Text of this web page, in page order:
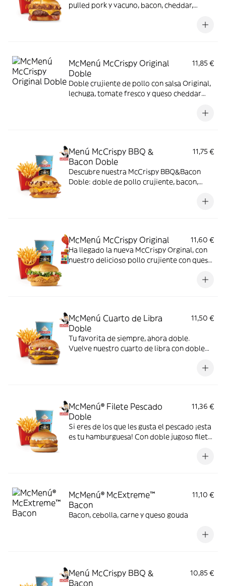
pulled pork y vacuno, bacon, cheddar,
McMenú McCrispy Original
Doble
11,85 €
Doble crujiente de pollo con salsa Original,
lechuga, tomate fresco y queso cheddar
Menú McCrispy BBQ &
Bacon Doble
11,75 €
Descubre nuestra McCrispy BBQ&Bacon
Doble: doble de pollo crujiente, bacon,
McMenú McCrispy Original
11,60 €
Ha llegado la nueva McCrispy Orginal, con
nuestro delicioso pollo crujiente con queso
original, crujiente lechuga y tomate fresco.
McMenú Cuarto de Libra
Doble
11,50 €
Tu favorita de siempre, ahora doble.
Vuelve nuestro cuarto de libra con doble
cheddar, pepinillo, cebolla en tiras, kétchup
McMenú® Filete Pescado
Doble
11,36 €
Si eres de los que les gusta el pescado ¡esta
es tu hamburguesa! Con doble jugoso filete
McMenú® McExtreme™
Bacon
11,10 €
Bacon, cebolla, carne y queso gouda
Menú McCrispy BBQ &
Bacon
10,85 €